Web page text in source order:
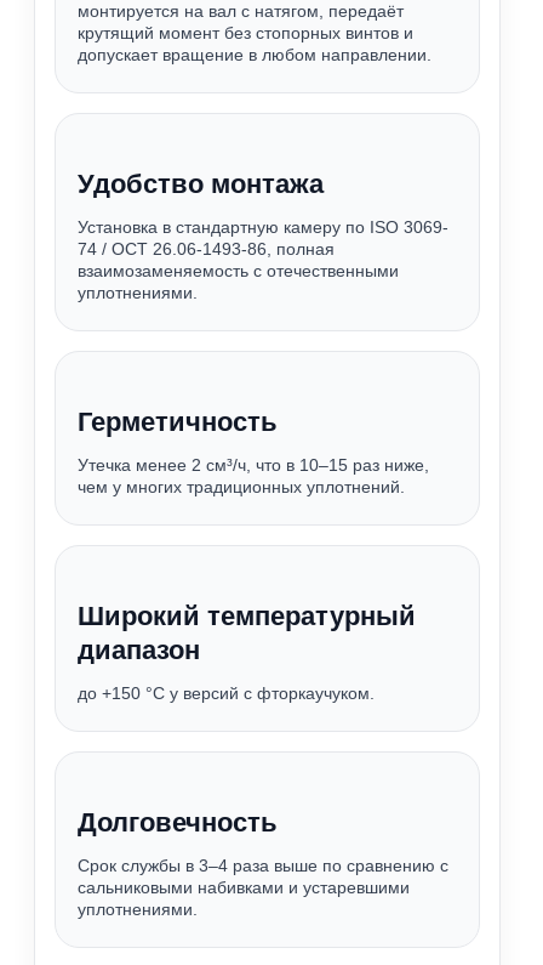
монтируется на вал с натягом, передаёт
крутящий момент без стопорных винтов и
допускает вращение в любом направлении.
Удобство монтажа
Установка в стандартную камеру по ISO 3069-
74 / ОСТ 26.06-1493-86, полная
взаимозаменяемость с отечественными
уплотнениями.
Герметичность
Утечка менее 2 см³/ч, что в 10–15 раз ниже,
чем у многих традиционных уплотнений.
Широкий температурный
диапазон
до +150 °C у версий с фторкаучуком.
Долговечность
Срок службы в 3–4 раза выше по сравнению с
сальниковыми набивками и устаревшими
уплотнениями.